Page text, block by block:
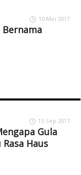
10 Mei 2017
15 Sep 2017
Gula
Haus